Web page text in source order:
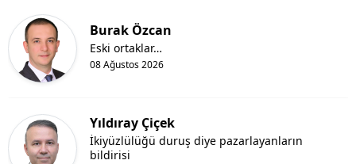
Burak Özcan
08 Ağustos 2026
Eski ortaklar…
Yıldıray Çiçek
İkiyüzlülüğü duruş diye pazarlayanların
bildirisi